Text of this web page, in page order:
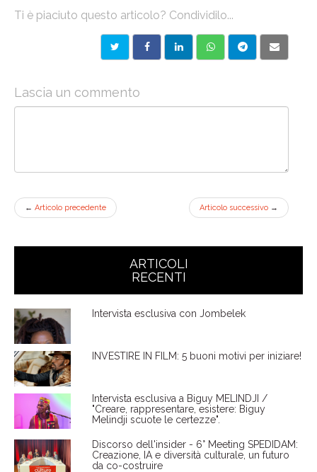
Ti è piaciuto questo articolo? Condividilo...
Lascia un commento
← Articolo precedente Articolo successivo →
ARTICOLI
RECENTI
Intervista esclusiva con Jombelek
INVESTIRE IN FILM: 5 buoni motivi per iniziare!
Intervista esclusiva a Biguy MELINDJI /
"Creare, rappresentare, esistere: Biguy
Melindji scuote le certezze".
Discorso dell'insider - 6° Meeting SPEDIDAM:
Creazione, IA e diversità culturale, un futuro
da co-costruire